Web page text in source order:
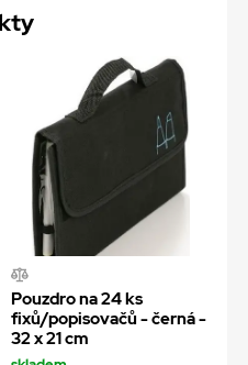
Pouzdro na 24 ks
fixů/popisovačů - černá -
32 x 21 cm